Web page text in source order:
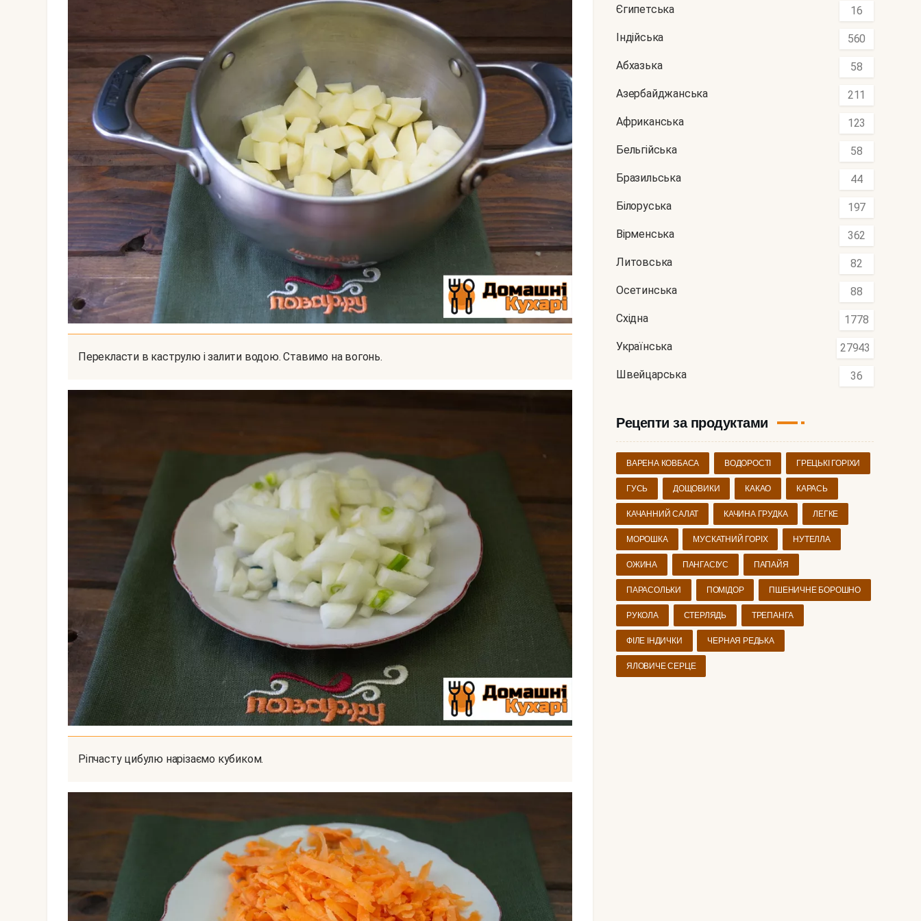
Перекласти в каструлю і залити водою. Ставимо на вогонь.
Ріпчасту цибулю нарізаємо кубиком.
Єгипетська 16
Індійська 560
Абхазька 58
Азербайджанська 211
Африканська 123
Бельгійська 58
Бразильська 44
Білоруська 197
Вірменська 362
Литовська 82
Осетинська 88
Східна 1778
Українська 27943
Швейцарська 36
Рецепти за продуктами
ВАРЕНА КОВБАСА ВОДОРОСТІ ГРЕЦЬКІ ГОРІХИ
ГУСЬ ДОЩОВИКИ КАКАО КАРАСЬ
КАЧАННИЙ САЛАТ КАЧИНА ГРУДКА ЛЕГКЕ
МОРОШКА МУСКАТНИЙ ГОРІХ НУТЕЛЛА
ОЖИНА ПАНГАСІУС ПАПАЙЯ
ПАРАСОЛЬКИ ПОМІДОР ПШЕНИЧНЕ БОРОШНО
РУКОЛА СТЕРЛЯДЬ ТРЕПАНГА
ФІЛЕ ІНДИЧКИ ЧЕРНАЯ РЕДЬКА
ЯЛОВИЧЕ СЕРЦЕ